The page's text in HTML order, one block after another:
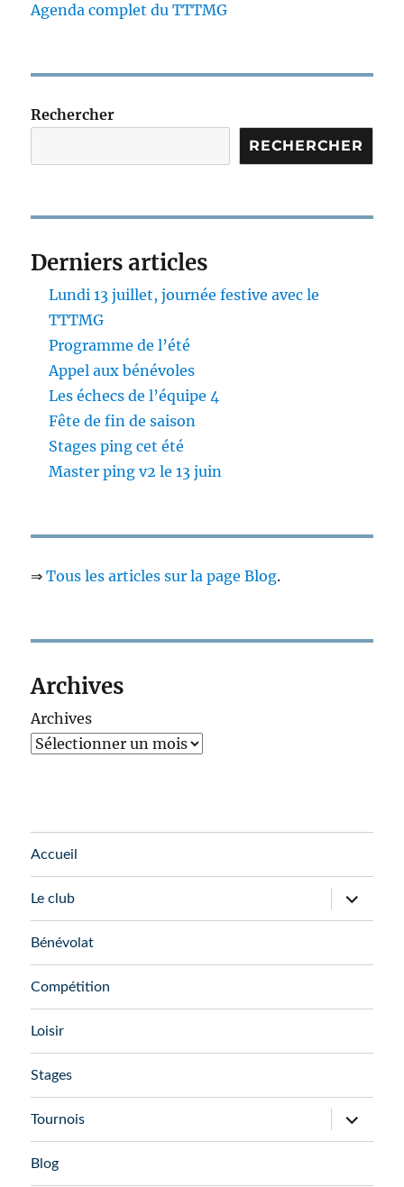
Agenda complet du TTTMG
Rechercher
RECHERCHER
Derniers articles
Lundi 13 juillet, journée festive avec le
TTTMG
Programme de l’été
Appel aux bénévoles
Les échecs de l’équipe 4
Fête de fin de saison
Stages ping cet été
Master ping v2 le 13 juin
⇒Tous les articles sur la page Blog.
Archives
Archives
Accueil
Le club
ouvrir
le
sous-
Bénévolat
Compétition
Loisir
Stages
Tournois
ouvrir
le
sous-
Blog